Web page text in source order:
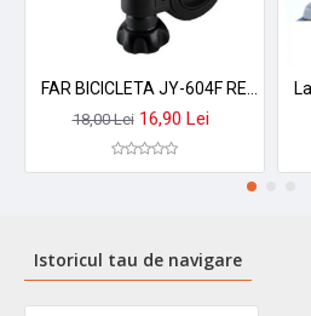
18,00 Lei 16,90 Lei
Istoricul tau de navigare